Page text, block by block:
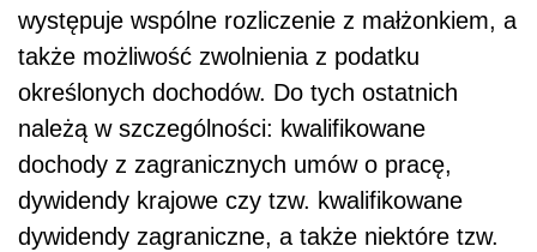
występuje wspólne rozliczenie z małżonkiem, a
także możliwość zwolnienia z podatku
określonych dochodów. Do tych ostatnich
należą w szczególności: kwalifikowane
dochody z zagranicznych umów o pracę,
dywidendy krajowe czy tzw. kwalifikowane
dywidendy zagraniczne, a także niektóre tzw.